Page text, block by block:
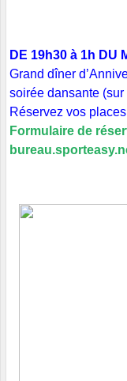
DE 19h30 à 1h DU
Grand dîner
soirée dansante
Réservez vos
Formulaire de